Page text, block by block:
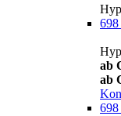
ab
ab